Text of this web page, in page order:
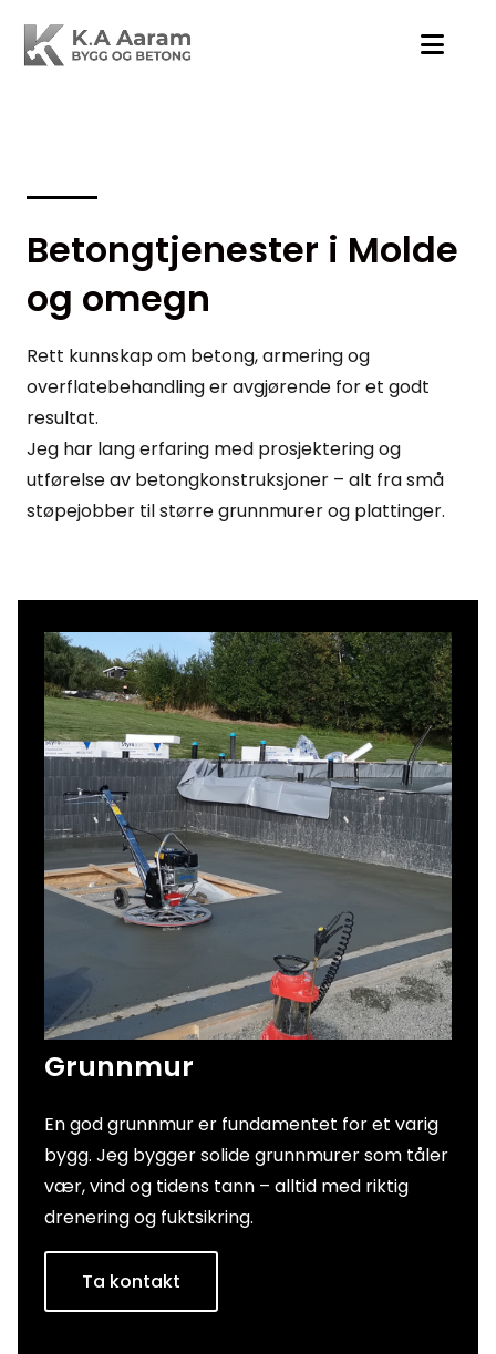
Betongtjenester i Molde
og omegn
Rett kunnskap om betong, armering og
overflatebehandling er avgjørende for et godt
resultat.
Jeg har lang erfaring med prosjektering og
utførelse av betongkonstruksjoner – alt fra små
støpejobber til større grunnmurer og plattinger.
Grunnmur
En god grunnmur er fundamentet for et varig
bygg. Jeg bygger solide grunnmurer som tåler
vær, vind og tidens tann – alltid med riktig
drenering og fuktsikring.
Ta kontakt